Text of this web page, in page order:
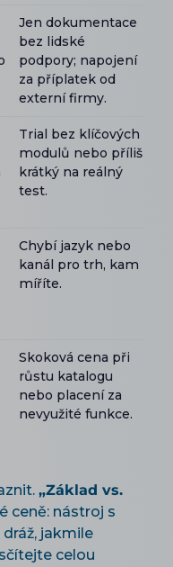
Jen dokumentace
bez lidské
podpory; napojení
za příplatek od
externí firmy.
Trial bez klíčových
modulů nebo příliš
krátký na reálný
test.
Chybí jazyk nebo
kanál pro trh, kam
míříte.
Skoková cena při
růstu katalogu
nebo placení za
nevyužité funkce.
„Základ vs.
ceně: nástroj s
jakmile
celou